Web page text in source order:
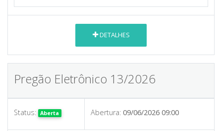
DETALHES
Pregão Eletrônico 13/2026
Status: Aberta Abertura: 09/06/2026 09:00